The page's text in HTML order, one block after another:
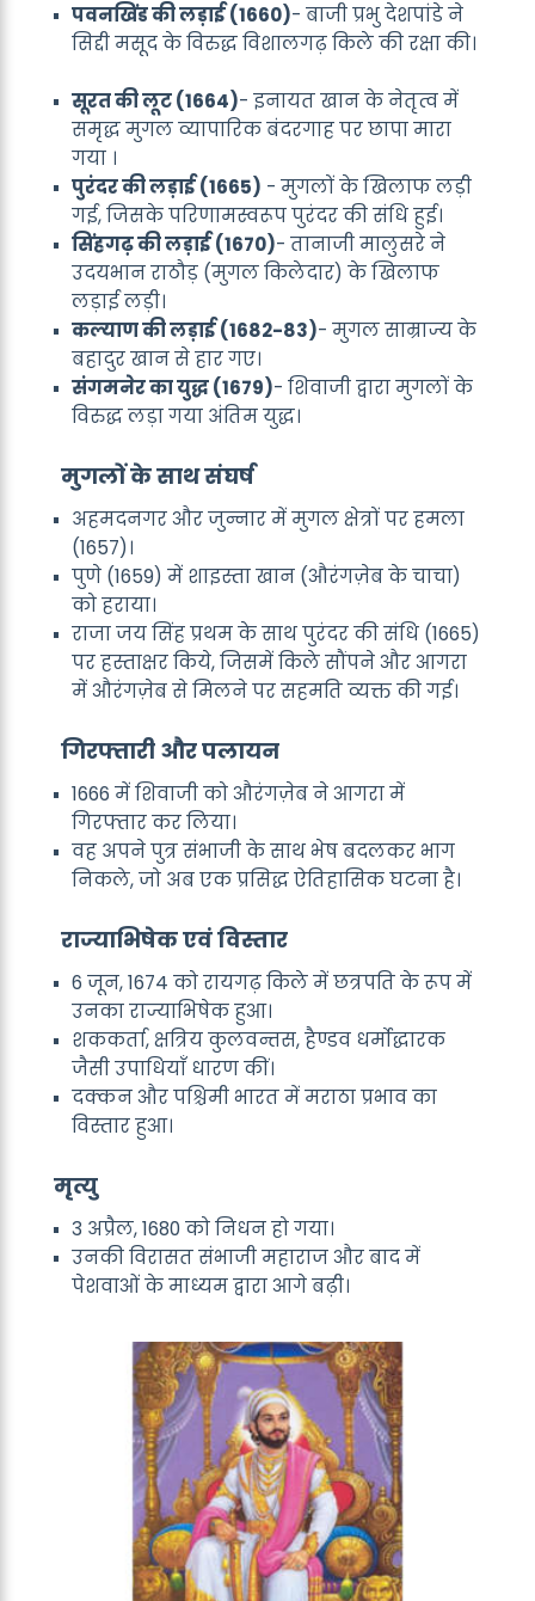
पवनखिंड की लड़ाई (1660)- बाजी प्रभु देशपांडे ने
सिद्दी मसूद के विरुद्ध विशालगढ़ किले की रक्षा की।
सूरत की लूट (1664)- इनायत खान के नेतृत्व में
समृद्ध मुगल व्यापारिक बंदरगाह पर छापा मारा
गया ।
पुरंदर की लड़ाई (1665) - मुगलों के खिलाफ लड़ी
गई, जिसके परिणामस्वरूप पुरंदर की संधि हुई।
सिंहगढ़ की लड़ाई (1670)- तानाजी मालुसरे ने
उदयभान राठौड़ (मुगल किलेदार) के खिलाफ
लड़ाई लड़ी।
कल्याण की लड़ाई (1682-83)- मुगल साम्राज्य के
बहादुर खान से हार गए।
संगमनेर का युद्ध (1679)- शिवाजी द्वारा मुगलों के
विरुद्ध लड़ा गया अंतिम युद्ध।
मुगलों के साथ संघर्ष
अहमदनगर और जुन्नार में मुगल क्षेत्रों पर हमला
(1657)।
पुणे (1659) में शाइस्ता खान (औरंगज़ेब के चाचा)
को हराया।
राजा जय सिंह प्रथम के साथ पुरंदर की संधि (1665)
पर हस्ताक्षर किये, जिसमें किले सौंपने और आगरा
में औरंगज़ेब से मिलने पर सहमति व्यक्त की गई।
गिरफ्तारी और पलायन
1666 में शिवाजी को औरंगज़ेब ने आगरा में
गिरफ्तार कर लिया।
वह अपने पुत्र संभाजी के साथ भेष बदलकर भाग
निकले, जो अब एक प्रसिद्ध ऐतिहासिक घटना है।
राज्याभिषेक एवं विस्तार
6 जून, 1674 को रायगढ़ किले में छत्रपति के रूप में
उनका राज्याभिषेक हुआ।
शककर्ता, क्षत्रिय कुलवन्तस, हैण्डव धर्मोद्धारक
जैसी उपाधियाँ धारण कीं।
दक्कन और पश्चिमी भारत में मराठा प्रभाव का
विस्तार हुआ।
मृत्यु
3 अप्रैल, 1680 को निधन हो गया।
उनकी विरासत संभाजी महाराज और बाद में
पेशवाओं के माध्यम द्वारा आगे बढ़ी।